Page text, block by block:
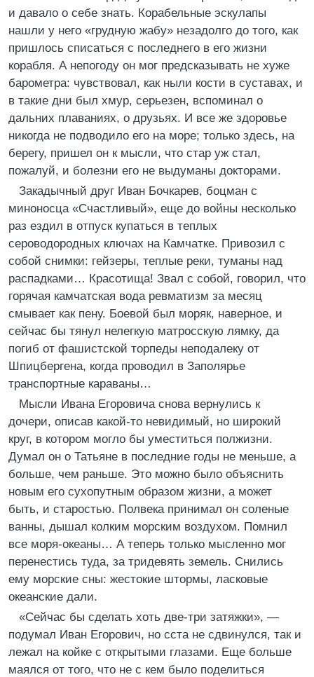
и давало о себе знать. Корабельные эскулапы
нашли у него «грудную жабу» незадолго до того, как
пришлось списаться с последнего в его жизни
корабля. А непогоду он мог предсказывать не хуже
барометра: чувствовал, как ныли кости в суставах, и
в такие дни был хмур, серьезен, вспоминал о
дальних плаваниях, о друзьях. И все же здоровье
никогда не подводило его на море; только здесь, на
берегу, пришел он к мысли, что стар уж стал,
пожалуй, и болезни его не выдуманы докторами.
Закадычный друг Иван Бочкарев, боцман с
миноносца «Счастливый», еще до войны несколько
раз ездил в отпуск купаться в теплых
сероводородных ключах на Камчатке. Привозил с
собой снимки: гейзеры, теплые реки, туманы над
распадками… Красотища! Звал с собой, говорил, что
горячая камчатская вода ревматизм за месяц
смывает как пену. Боевой был моряк, наверное, и
сейчас бы тянул нелегкую матросскую лямку, да
погиб от фашистской торпеды неподалеку от
Шпицбергена, когда проводил в Заполярье
транспортные караваны…
Мысли Ивана Егоровича снова вернулись к
дочери, описав какой-то невидимый, но широкий
круг, в котором могло бы уместиться полжизни.
Думал он о Татьяне в последние годы не меньше, а
больше, чем раньше. Это можно было объяснить
новым его сухопутным образом жизни, а может
быть, и старостью. Полвека принимал он соленые
ванны, дышал колким морским воздухом. Помнил
все моря-океаны… А теперь только мысленно мог
перенестись туда, за тридевять земель. Снились
ему морские сны: жестокие штормы, ласковые
океанские дали.
«Сейчас бы сделать хоть две-три затяжки», —
подумал Иван Егорович, но сста не сдвинулся, так и
лежал на койке с открытыми глазами. Еще больше
маялся от того, что не с кем было поделиться